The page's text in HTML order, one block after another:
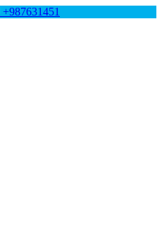
+987631451